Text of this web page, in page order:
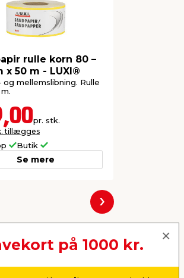
rulle korn 80 –
x 50 m - LUXI®
og mellemslibning. Rulle
pr. stk.
tillægges
Butik
Se mere
Næste
på 1000 kr.